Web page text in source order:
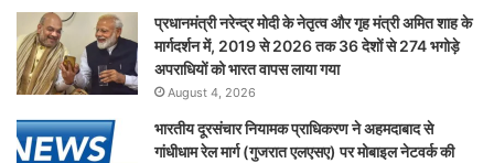
प्रधानमंत्री नरेन्द्र मोदी के नेतृत्व और गृह मंत्री अमित शाह के
मार्गदर्शन में, 2019 से 2026 तक 36 देशों से 274 भगोड़े
अपराधियों को भारत वापस लाया गया
August 4, 2026
भारतीय दूरसंचार नियामक प्राधिकरण ने अहमदाबाद से
गांधीधाम रेल मार्ग (गुजरात एलएसए) पर मोबाइल नेटवर्क की